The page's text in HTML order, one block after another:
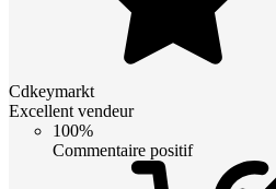
Cdkeymarkt
Excellent vendeur
100%
Commentaire positif